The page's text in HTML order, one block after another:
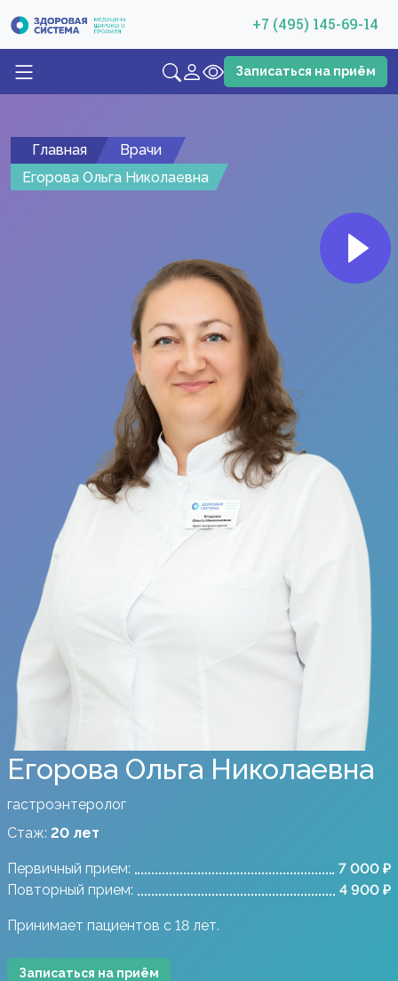
+7 (495) 145-69-14
Записаться на приём
Главная
Врачи
Егорова Ольга Николаевна
Егорова Ольга Николаевна
гастроэнтеролог
Стаж: 20 лет
Первичный прием:
7 000 ₽
Повторный прием:
4 900 ₽
Принимает пациентов с 18 лет.
Записаться на приём